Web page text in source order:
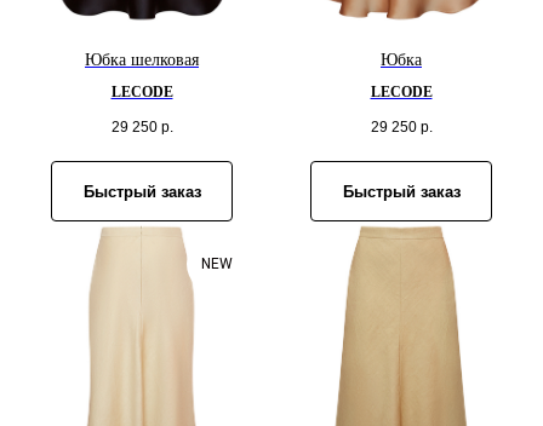
Юбка шелковая
LECODE
29 250 р.
Быстрый заказ
Юбка
LECODE
29 250 р.
Быстрый заказ
NEW